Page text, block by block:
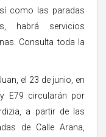
como las paradas
habrá servicios
Consulta toda la
el 23 de junio, en
E79 circularán por
a partir de las
de Calle Arana,